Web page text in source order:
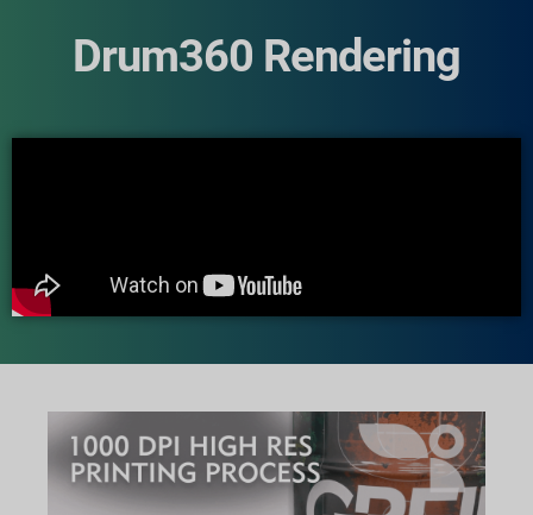
Drum360 Rendering